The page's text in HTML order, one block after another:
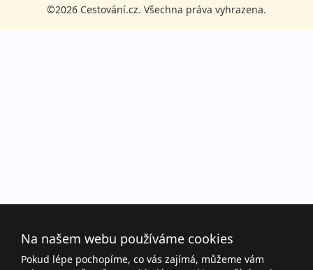
©2026 Cestování.cz. Všechna práva vyhrazena.
Na našem webu používáme cookies
Pokud lépe pochopíme, co vás zajímá, můžeme vám